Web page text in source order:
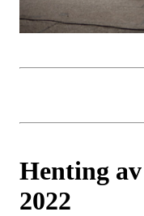
Henting
2022